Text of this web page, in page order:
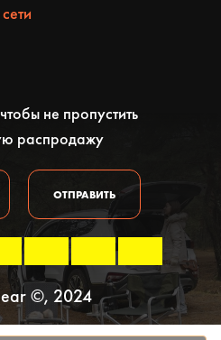
не пропустить
распродажу
©, 2024
ОТПРАВИТЬ